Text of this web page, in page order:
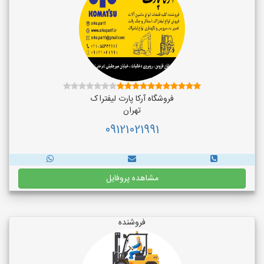
فروشگاه آرکا پارت لیفتراک
تهران
09121021991
مشاهده پروفایل
فروشنده